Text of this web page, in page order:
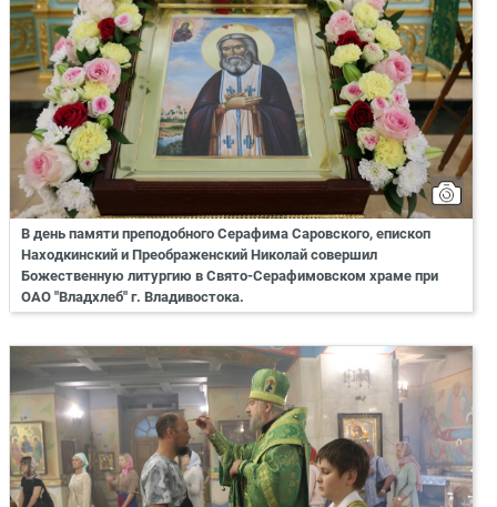
В день памяти преподобного Серафима Саровского, епископ
Находкинский и Преображенский Николай совершил
Божественную литургию в Свято-Серафимовском храме при
ОАО "Владхлеб" г. Владивостока.